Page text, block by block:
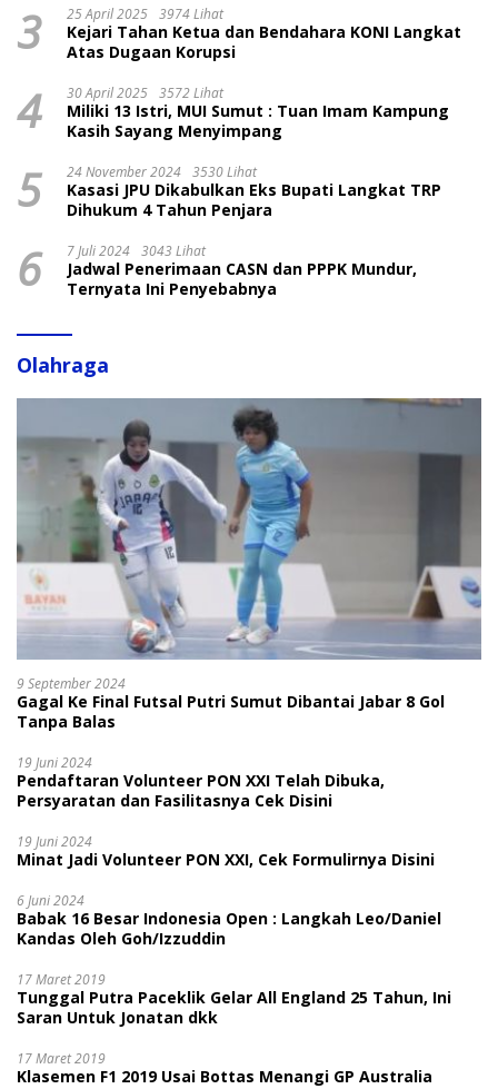
3 25 April 2025 3974 Lihat
Kejari Tahan Ketua dan Bendahara KONI Langkat
Atas Dugaan Korupsi
4 30 April 2025 3572 Lihat
Miliki 13 Istri, MUI Sumut : Tuan Imam Kampung
Kasih Sayang Menyimpang
5 24 November 2024 3530 Lihat
Kasasi JPU Dikabulkan Eks Bupati Langkat TRP
Dihukum 4 Tahun Penjara
6 7 Juli 2024 3043 Lihat
Jadwal Penerimaan CASN dan PPPK Mundur,
Ternyata Ini Penyebabnya
Olahraga
9 September 2024
Gagal Ke Final Futsal Putri Sumut Dibantai Jabar 8 Gol
Tanpa Balas
19 Juni 2024
Pendaftaran Volunteer PON XXI Telah Dibuka,
Persyaratan dan Fasilitasnya Cek Disini
19 Juni 2024
Minat Jadi Volunteer PON XXI, Cek Formulirnya Disini
6 Juni 2024
Babak 16 Besar Indonesia Open : Langkah Leo/Daniel
Kandas Oleh Goh/Izzuddin
17 Maret 2019
Tunggal Putra Paceklik Gelar All England 25 Tahun, Ini
Saran Untuk Jonatan dkk
17 Maret 2019
Klasemen F1 2019 Usai Bottas Menangi GP Australia